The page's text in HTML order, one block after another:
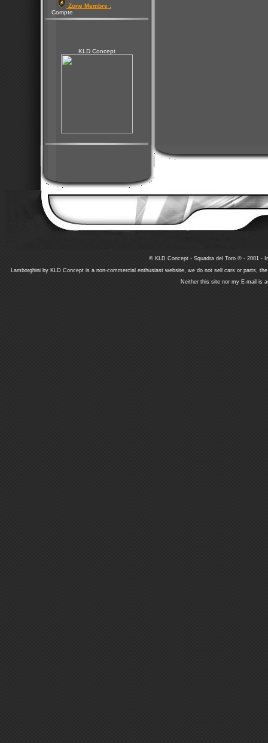
Zone Membre :
Compte
KLD Concept
© KLD Concept - Squadra del Toro © - 2001 -
Lamborghini by KLD Concept is a non-commercial enthusiast website, we do not sell cars or parts,
Neither this site nor my E-mail is